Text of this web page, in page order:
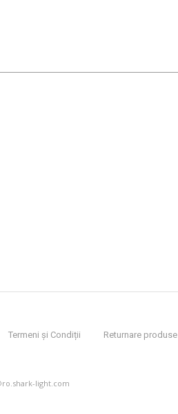
Termeni și Condiții Returnare produse
light.com